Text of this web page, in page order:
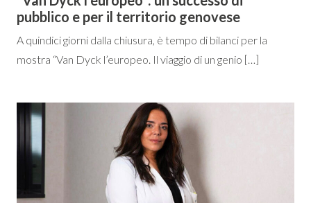
pubblico e per il territorio genovese
A quindici giorni dalla chiusura, è tempo di bilanci per la
mostra “Van Dyck l’europeo. Il viaggio di un genio […]